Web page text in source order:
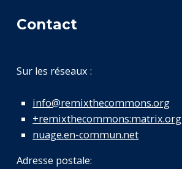
Contact
Sur les réseaux :
info@remixthecommons.org
+remixthecommons:matrix.org
nuage.en-commun.net
Adresse postale: